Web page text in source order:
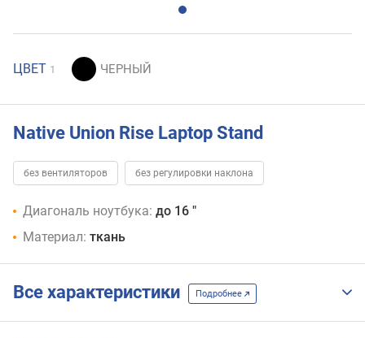
ЦВЕТ 1
Native Union Rise Laptop Stand
без вентиляторов без регулировки наклона
Диагональ ноутбука: до 16 "
Материал: ткань
Все характеристики Подробнее